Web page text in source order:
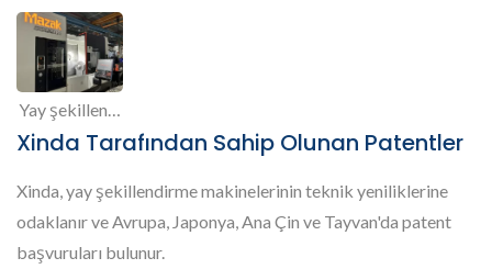
Xinda Tarafından Sahip Olunan Patentler
Xinda, yay şekillendirme makinelerinin teknik yeniliklerine
odaklanır ve Avrupa, Japonya, Ana Çin ve Tayvan'da patent
başvuruları bulunur.